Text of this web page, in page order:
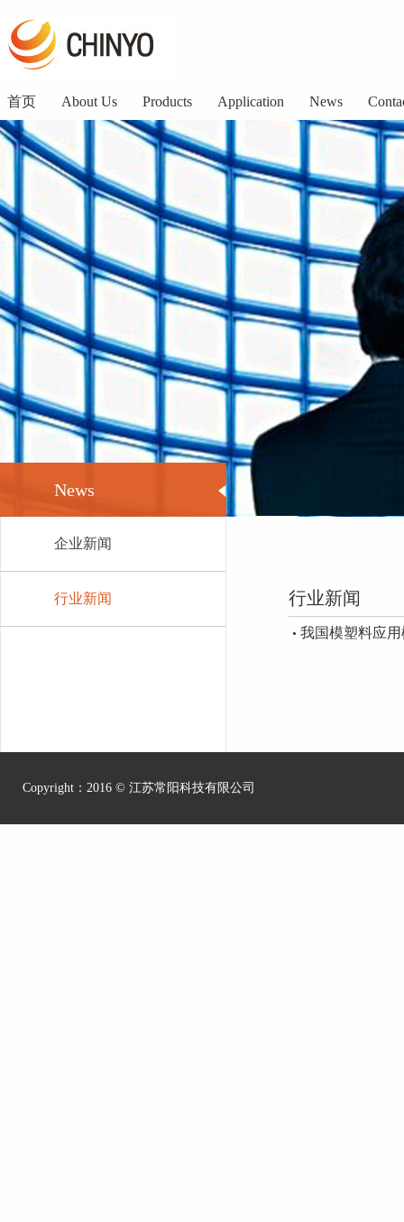
首页 About Us Products Application News
News
企业新闻
行业新闻 行业新闻
• 我国模塑料应
Copyright：2016 © 江苏常阳科技有限公司